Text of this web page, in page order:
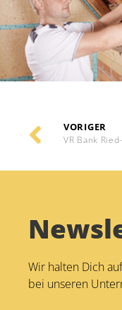
VORIGER
VR Bank
Wir halten Dich
bei unseren